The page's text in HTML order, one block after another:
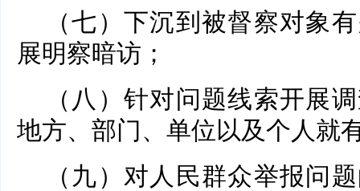
（七）下沉到被督察对象
展明察暗访；
（八）针对问题线索开展
地方、部门、单位以及个人就
（九）对人民群众举报问